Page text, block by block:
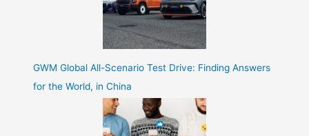
GWM Global All-Scenario Test Drive: Finding Answers
for the World, in China